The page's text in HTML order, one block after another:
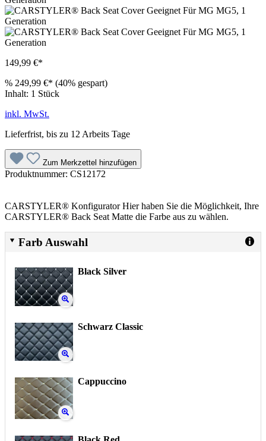
149,99 €*
% 249,99 €* (40% gespart)
Inhalt: 1 Stück
inkl. MwSt.
Lieferfrist, bis zu 12 Arbeits Tage
Zum Merkzettel hinzufügen
Produktnummer: CS12172
CARSTYLER® Konfigurator Hier haben Sie die Möglichkeit, Ihre
CARSTYLER® Back Seat Matte die Farbe aus zu wählen.
Farb Auswahl
Black Silver
Schwarz Classic
Cappuccino